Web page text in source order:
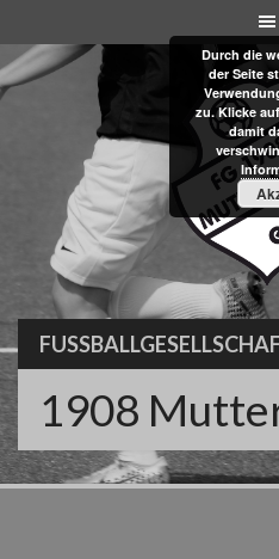
to
content
1908
Durch die
der Seite
zu. Klicke
damit